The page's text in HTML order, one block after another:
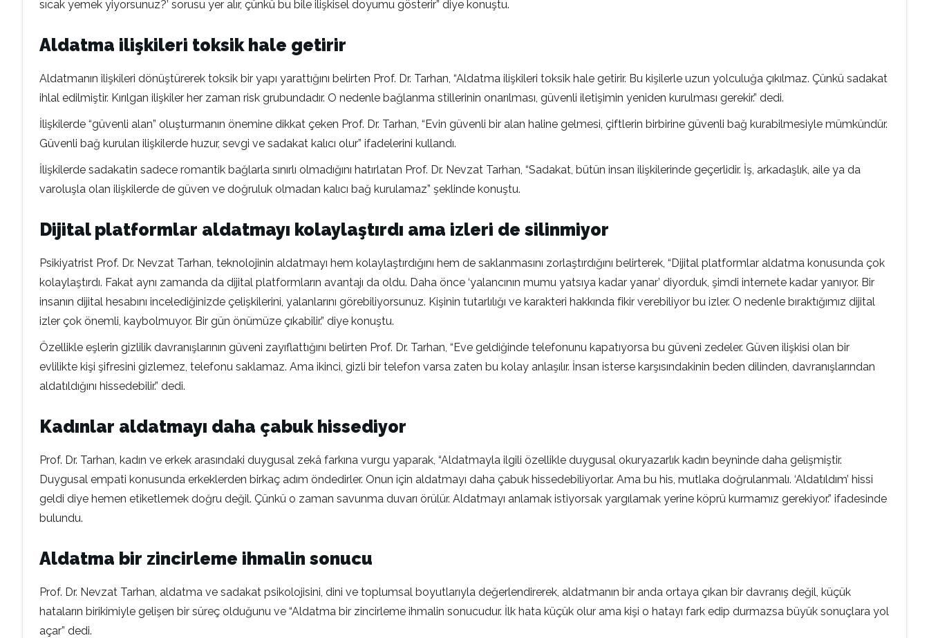
sıcak yemek yiyorsunuz?’ sorusu yer alır, çünkü bu bile ilişkisel doyumu gösterir” diye konuştu.
Aldatma ilişkileri toksik hale getirir
Aldatmanın ilişkileri dönüştürerek toksik bir yapı yarattığını belirten Prof. Dr. Tarhan, “Aldatma ilişkileri toksik hale getirir. Bu kişilerle uzun yolculuğa çıkılmaz. Çünkü sadakat
ihlal edilmiştir. Kırılgan ilişkiler her zaman risk grubundadır. O nedenle bağlanma stillerinin onarılması, güvenli iletişimin yeniden kurulması gerekir.” dedi.
İlişkilerde “güvenli alan” oluşturmanın önemine dikkat çeken Prof. Dr. Tarhan, “Evin güvenli bir alan haline gelmesi, çiftlerin birbirine güvenli bağ kurabilmesiyle mümkündür.
Güvenli bağ kurulan ilişkilerde huzur, sevgi ve sadakat kalıcı olur” ifadelerini kullandı.
İlişkilerde sadakatin sadece romantik bağlarla sınırlı olmadığını hatırlatan Prof. Dr. Nevzat Tarhan, “Sadakat, bütün insan ilişkilerinde geçerlidir. İş, arkadaşlık, aile ya da
varoluşla olan ilişkilerde de güven ve doğruluk olmadan kalıcı bağ kurulamaz” şeklinde konuştu.
Dijital platformlar aldatmayı kolaylaştırdı ama izleri de silinmiyor
Psikiyatrist Prof. Dr. Nevzat Tarhan, teknolojinin aldatmayı hem kolaylaştırdığını hem de saklanmasını zorlaştırdığını belirterek, “Dijital platformlar aldatma konusunda çok
kolaylaştırdı. Fakat aynı zamanda da dijital platformların avantajı da oldu. Daha önce ‘yalancının mumu yatsıya kadar yanar’ diyorduk, şimdi internete kadar yanıyor. Bir
insanın dijital hesabını incelediğinizde çelişkilerini, yalanlarını görebiliyorsunuz. Kişinin tutarlılığı ve karakteri hakkında fikir verebiliyor bu izler. O nedenle bıraktığımız dijital
izler çok önemli, kaybolmuyor. Bir gün önümüze çıkabilir.” diye konuştu.
Özellikle eşlerin gizlilik davranışlarının güveni zayıflattığını belirten Prof. Dr. Tarhan, “Eve geldiğinde telefonunu kapatıyorsa bu güveni zedeler. Güven ilişkisi olan bir
evlilikte kişi şifresini gizlemez, telefonu saklamaz. Ama ikinci, gizli bir telefon varsa zaten bu kolay anlaşılır. İnsan isterse karşısındakinin beden dilinden, davranışlarından
aldatıldığını hissedebilir.” dedi.
Kadınlar aldatmayı daha çabuk hissediyor
Prof. Dr. Tarhan, kadın ve erkek arasındaki duygusal zekâ farkına vurgu yaparak, “Aldatmayla ilgili özellikle duygusal okuryazarlık kadın beyninde daha gelişmiştir.
Duygusal empati konusunda erkeklerden birkaç adım öndedirler. Onun için aldatmayı daha çabuk hissedebiliyorlar. Ama bu his, mutlaka doğrulanmalı. ‘Aldatıldım’ hissi
geldi diye hemen etiketlemek doğru değil. Çünkü o zaman savunma duvarı örülür. Aldatmayı anlamak istiyorsak yargılamak yerine köprü kurmamız gerekiyor.” ifadesinde
bulundu.
Aldatma bir zincirleme ihmalin sonucu
Prof. Dr. Nevzat Tarhan, aldatma ve sadakat psikolojisini, dini ve toplumsal boyutlarıyla değerlendirerek, aldatmanın bir anda ortaya çıkan bir davranış değil, küçük
hataların birikimiyle gelişen bir süreç olduğunu ve “Aldatma bir zincirleme ihmalin sonucudur. İlk hata küçük olur ama kişi o hatayı fark edip durmazsa büyük sonuçlara yol
açar” dedi.